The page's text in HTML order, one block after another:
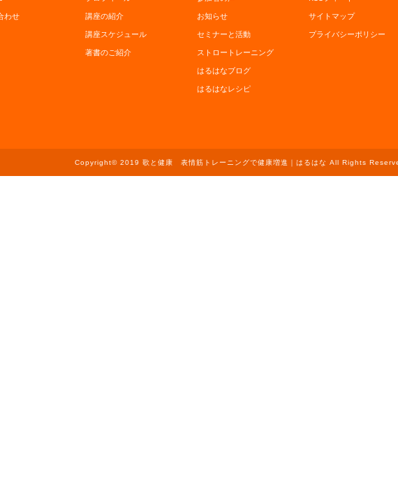
わせ
講座の紹介
講座スケジュール
著書のご紹介
お知らせ
セミナーと活動
ストロートレーニング
はるはなブログ
はるはなレシピ
サイトマップ
プライバシーポリシー
Copyright© 2019 歌と健康 表情筋トレーニングで健康増進｜はるはな All Rights